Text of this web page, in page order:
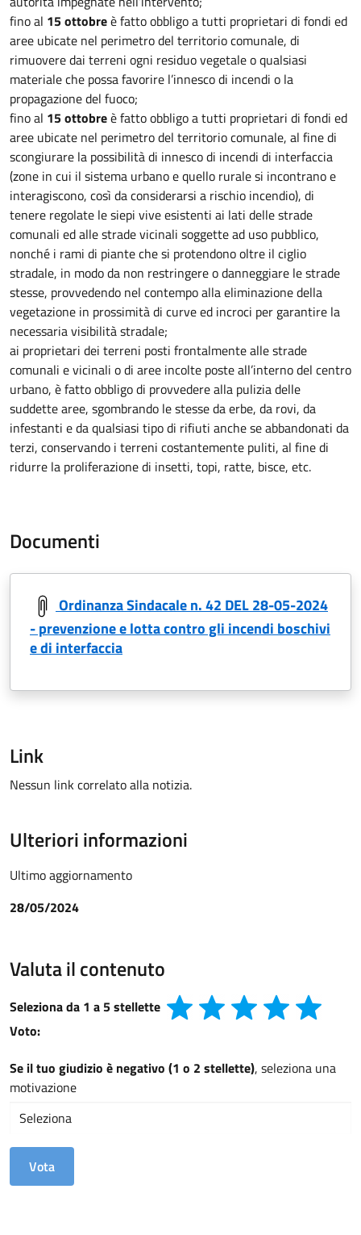
fino al 15 ottobreè fatto obbligo a tutti proprietari di fondi ed
aree ubicate nel perimetro del territorio comunale, di
rimuovere dai terreni ogni residuo vegetale o qualsiasi
materiale che possa favorire l’innesco di incendi o la
propagazione del fuoco;
fino al 15 ottobreè fatto obbligo a tutti proprietari di fondi ed
aree ubicate nel perimetro del territorio comunale, al fine di
scongiurare la possibilità di innesco di incendi di interfaccia
(zone in cui il sistema urbano e quello rurale si incontrano e
interagiscono, così da considerarsi a rischio incendio), di
tenere regolate le siepi vive esistenti ai lati delle strade
comunali ed alle strade vicinali soggette ad uso pubblico,
nonché i rami di piante che si protendono oltre il ciglio
stradale, in modo da non restringere o danneggiare le strade
stesse, provvedendo nel contempo alla eliminazione della
vegetazione in prossimità di curve ed incroci per garantire la
necessaria visibilità stradale;
ai proprietari dei terreni posti frontalmente alle strade
comunali e vicinali o di aree incolte poste all’interno del centro
urbano, è fatto obbligo di provvedere alla pulizia delle
suddette aree, sgombrando le stesse da erbe, da rovi, da
infestanti e da qualsiasi tipo di rifiuti anche se abbandonati da
terzi, conservando i terreni costantemente puliti, al fine di
ridurre la proliferazione di insetti, topi, ratte, bisce, etc.
Documenti
Ordinanza Sindacale n. 42 DEL 28-05-2024
- prevenzione e lotta contro gli incendi boschivi
e di interfaccia
Link
Nessun link correlato alla notizia.
Ulteriori informazioni
Ultimo aggiornamento
28/05/2024
Valuta il contenuto
Seleziona da 1 a 5 stellette
Voto:
Se il tuo giudizio è negativo (1 o 2 stellette), seleziona una
motivazione